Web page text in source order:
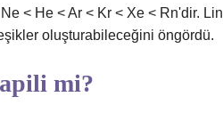
< He < Ar < Kr < Xe < Rn'dir.
oluşturabileceğini öngördü.
mi?